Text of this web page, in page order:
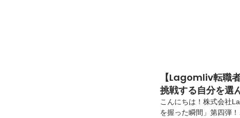
【Lagomliv転職
挑戦する自分を選
こんにちは！株式会社
を握った瞬間」第四弾